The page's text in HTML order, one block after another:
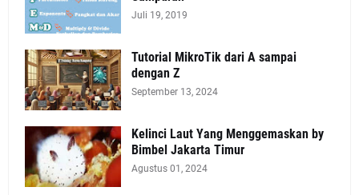
Juli 19, 2019
Tutorial MikroTik dari A sampai
dengan Z
September 13, 2024
Kelinci Laut Yang Menggemaskan by
Bimbel Jakarta Timur
Agustus 01, 2024